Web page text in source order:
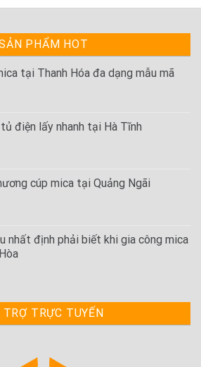
PHẨM HOT
tại Thanh Hóa đa dạng mẫu mã
điện lấy nhanh tại Hà Tĩnh
cúp mica tại Quảng Ngãi
nhất định phải biết khi gia công mica
TRỢ TRỰC TUYẾN